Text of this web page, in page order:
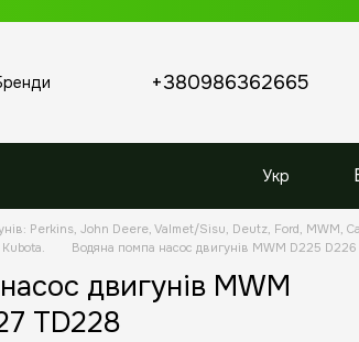
+380986362665
Укр
Perkins, John Deere, Valmet/Sisu, Deutz, Ford, MWM,
Водяна помпа насос двигунів MWM D225
двигунів MWM
TD228